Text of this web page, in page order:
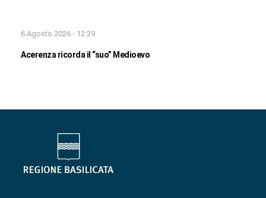
6 Agosto 2026 - 12:29
Acerenza ricorda il “suo” Medioevo